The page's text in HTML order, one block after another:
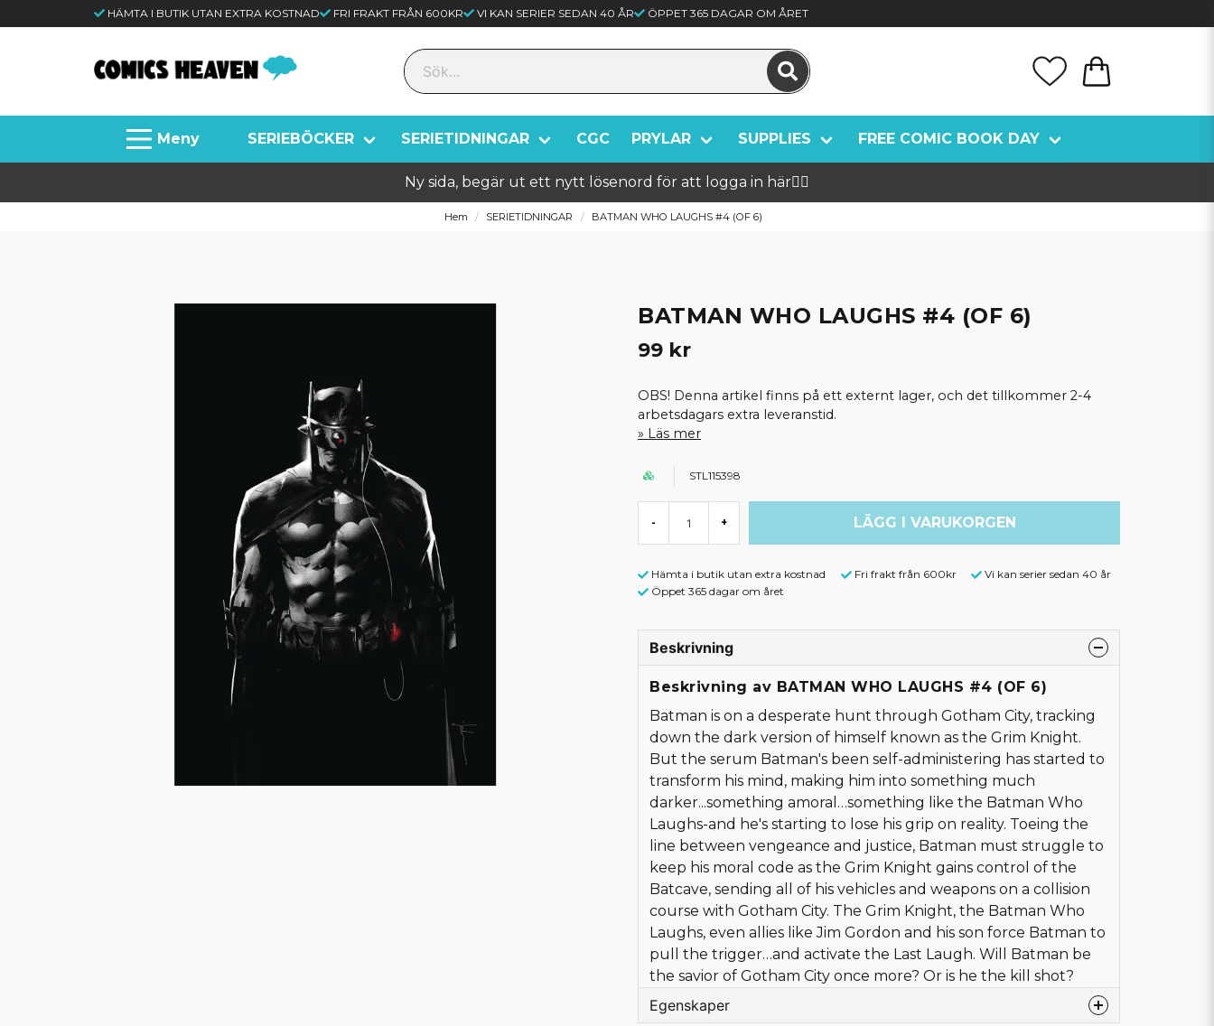
HÄMTA I BUTIK UTAN EXTRA KOSTNAD FRI FRAKT FRÅN 600KR VI KAN SERIER SEDAN 40 ÅR ÖPPET 365 DAGAR OM ÅRET
SERIEBÖCKER SERIETIDNINGAR CGC PRYLAR SUPPLIES FREE COMIC BOOK DAY
Ny sida, begär ut ett nytt lösenord för att logga in här🦸‍♂️
Hem SERIETIDNINGAR BATMAN WHO LAUGHS #4 (OF 6)
BATMAN WHO LAUGHS #4 (OF 6)
99 kr
OBS! Denna artikel finns på ett externt lager, och det tillkommer 2-4
arbetsdagars extra leveranstid.
Läs mer
STL115398
- + LÄGG I VARUKORGEN
Hämta i butik utan extra kostnad Fri frakt från 600kr
Vi kan serier sedan 40 år
Öppet 365 dagar om året
Beskrivning
Beskrivning av BATMAN WHO LAUGHS #4 (OF 6)
Batman is on a desperate hunt through Gotham City, tracking
down the dark version of himself known as the Grim Knight.
But the serum Batman's been self-administering has started to
transform his mind, making him into something much
darker...something amoral…something like the Batman Who
Laughs-and he's starting to lose his grip on reality. Toeing the
line between vengeance and justice, Batman must struggle to
keep his moral code as the Grim Knight gains control of the
Batcave, sending all of his vehicles and weapons on a collision
course with Gotham City. The Grim Knight, the Batman Who
Laughs, even allies like Jim Gordon and his son force Batman to
pull the trigger…and activate the Last Laugh. Will Batman be
the savior of Gotham City once more? Or is he the kill shot?
Egenskaper